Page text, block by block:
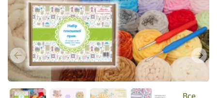
Previous Next